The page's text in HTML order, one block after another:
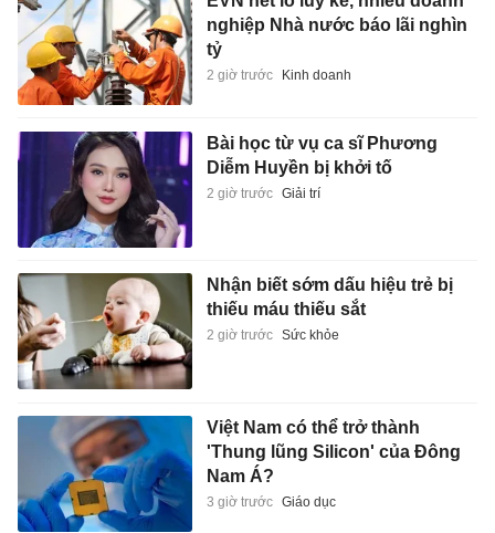
nghiệp Nhà nước báo lãi nghìn
tỷ
2 giờ trước Kinh doanh
Bài học từ vụ ca sĩ Phương
Diễm Huyền bị khởi tố
2 giờ trước Giải trí
Nhận biết sớm dấu hiệu trẻ bị
thiếu máu thiếu sắt
2 giờ trước Sức khỏe
Việt Nam có thể trở thành
'Thung lũng Silicon' của Đông
Nam Á?
3 giờ trước Giáo dục